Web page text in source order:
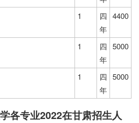
1
四
年
4400
1
四
年
5000
1
四
年
5000
各专业2022在甘肃招生人